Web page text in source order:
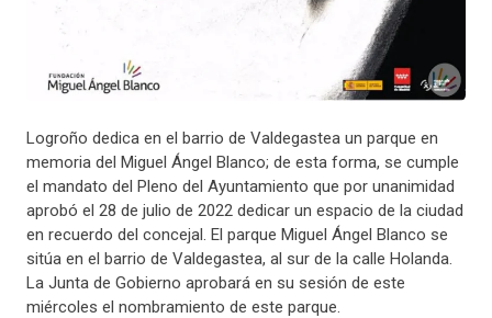
Logroño dedica en el barrio de Valdegastea un parque en
memoria del Miguel Ángel Blanco; de esta forma, se cumple
el mandato del Pleno del Ayuntamiento que por unanimidad
aprobó el 28 de julio de 2022 dedicar un espacio de la ciudad
en recuerdo del concejal. El parque Miguel Ángel Blanco se
sitúa en el barrio de Valdegastea, al sur de la calle Holanda.
La Junta de Gobierno aprobará en su sesión de este
miércoles el nombramiento de este parque.